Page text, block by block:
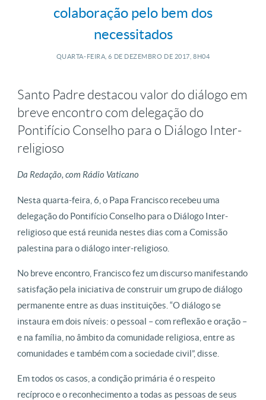
colaboração pelo bem dos
necessitados
QUARTA-FEIRA, 6 DE DEZEMBRO DE 2017, 8H04
Santo Padre destacou valor do diálogo em
breve encontro com delegação do
Pontifício Conselho para o Diálogo Inter-
religioso
Da Redação, com Rádio Vaticano
Nesta quarta-feira, 6, o Papa Francisco recebeu uma
delegação do Pontifício Conselho para o Diálogo Inter-
religioso que está reunida nestes dias com a Comissão
palestina para o diálogo inter-religioso.
No breve encontro, Francisco fez um discurso manifestando
satisfação pela iniciativa de construir um grupo de diálogo
permanente entre as duas instituições. “O diálogo se
instaura em dois níveis: o pessoal – com reflexão e oração –
e na família, no âmbito da comunidade religiosa, entre as
comunidades e também com a sociedade civil”, disse.
Em todos os casos, a condição primária é o respeito
recíproco e o reconhecimento a todas as pessoas de seus